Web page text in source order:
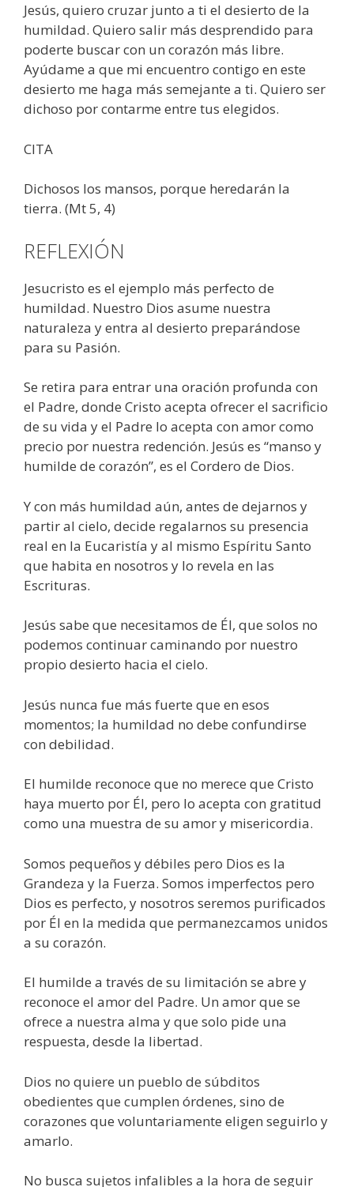
Jesús, quiero cruzar junto a ti el desierto de la
humildad. Quiero salir más desprendido para
poderte buscar con un corazón más libre.
Ayúdame a que mi encuentro contigo en este
desierto me haga más semejante a ti. Quiero ser
dichoso por contarme entre tus elegidos.
CITA
Dichosos los mansos, porque heredarán la
tierra. (Mt 5, 4)
REFLEXIÓN
Jesucristo es el ejemplo más perfecto de
humildad. Nuestro Dios asume nuestra
naturaleza y entra al desierto preparándose
para su Pasión.
Se retira para entrar una oración profunda con
el Padre, donde Cristo acepta ofrecer el sacrificio
de su vida y el Padre lo acepta con amor como
precio por nuestra redención. Jesús es “manso y
humilde de corazón”, es el Cordero de Dios.
Y con más humildad aún, antes de dejarnos y
partir al cielo, decide regalarnos su presencia
real en la Eucaristía y al mismo Espíritu Santo
que habita en nosotros y lo revela en las
Escrituras.
Jesús sabe que necesitamos de Él, que solos no
podemos continuar caminando por nuestro
propio desierto hacia el cielo.
Jesús nunca fue más fuerte que en esos
momentos; la humildad no debe confundirse
con debilidad.
El humilde reconoce que no merece que Cristo
haya muerto por Él, pero lo acepta con gratitud
como una muestra de su amor y misericordia.
Somos pequeños y débiles pero Dios es la
Grandeza y la Fuerza. Somos imperfectos pero
Dios es perfecto, y nosotros seremos purificados
por Él en la medida que permanezcamos unidos
a su corazón.
El humilde a través de su limitación se abre y
reconoce el amor del Padre. Un amor que se
ofrece a nuestra alma y que solo pide una
respuesta, desde la libertad.
Dios no quiere un pueblo de súbditos
obedientes que cumplen órdenes, sino de
corazones que voluntariamente eligen seguirlo y
amarlo.
No busca sujetos infalibles a la hora de seguir